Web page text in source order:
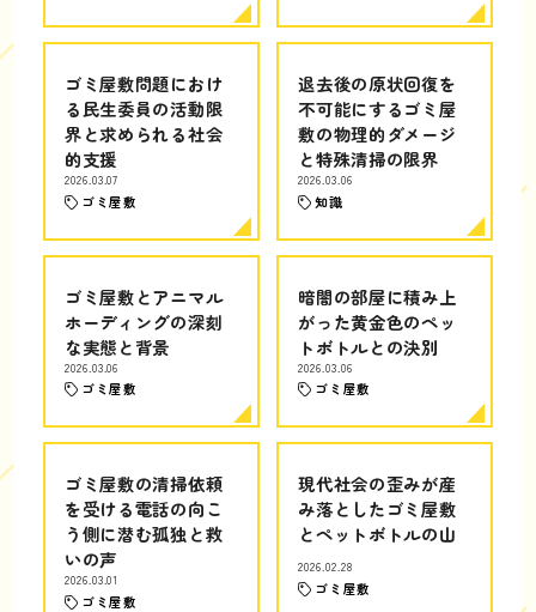
ゴミ屋敷問題におけ
る民生委員の活動限
界と求められる社会
的支援
2026.03.07
ゴミ屋敷
退去後の原状回復を
不可能にするゴミ屋
敷の物理的ダメージ
と特殊清掃の限界
2026.03.06
知識
ゴミ屋敷とアニマル
ホーディングの深刻
な実態と背景
2026.03.06
ゴミ屋敷
暗闇の部屋に積み上
がった黄金色のペッ
トボトルとの決別
2026.03.06
ゴミ屋敷
ゴミ屋敷の清掃依頼
を受ける電話の向こ
う側に潜む孤独と救
いの声
2026.03.01
ゴミ屋敷
現代社会の歪みが産
み落としたゴミ屋敷
とペットボトルの山
2026.02.28
ゴミ屋敷